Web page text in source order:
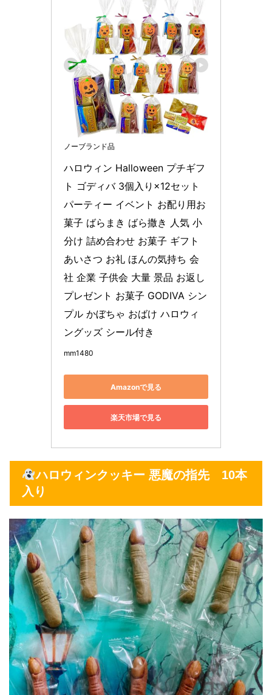
ノーブランド品
ハロウィン Halloween プチギフ
ト ゴディバ 3個入り×12セット
パーティー イベント お配り用お
菓子 ばらまき ばら撒き 人気 小
分け 詰め合わせ お菓子 ギフト
あいさつ お礼 ほんの気持ち 会
社 企業 子供会 大量 景品 お返し
プレゼント お菓子 GODIVA シン
プル かぼちゃ おばけ ハロウィ
ングッズ シール付き
mm1480
Amazonで見る
楽天市場で見る
ハロウィンクッキー 悪魔の指先 10本
入り